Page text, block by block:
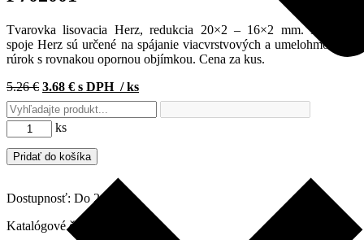
Tvarovka lisovacia Herz, redukcia 20×2 – 16×2 mm. Lisované
spoje Herz sú určené na spájanie viacvrstvových a umelohmotných
rúrok s rovnakou opornou objímkou. Cena za kus.
5.26€ Pôvodná
cena
bola:
5.26 €.
3.68 €Aktuálna
cena
je:
s DPH / ks
množstvo
Tvarovka
lisovacia
20x16,
ks
Pridať do košíka
Dostupnosť: Do 2 dní
Katalógové číslo: